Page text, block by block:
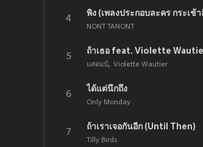
4
พิง (เพลงประกอบละคร กระเช้
NONT TANONT
5
ถ้าเธอ feat. Violette
แสตมป์ Violette Wautier
6
ได้แต่นึกถึง
Only Monday
7
ถ้าเราเจอกันอีก (Until Then)
Tilly Birds